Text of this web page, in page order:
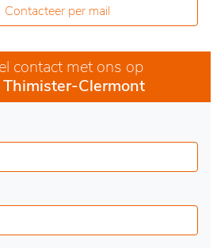
Contacteer per mail
contact met ons op
Thimister-Clermont